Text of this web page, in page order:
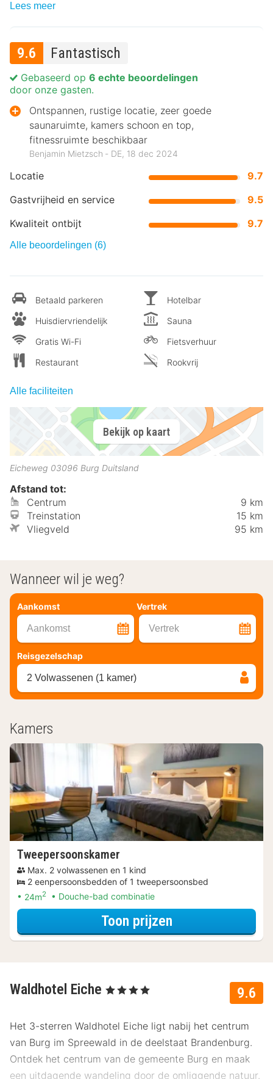
Lees meer
9.6 Fantastisch
Locatie
9.7
Gastvrijheid en service
9.5
Kwaliteit ontbijt
9.7
Gebaseerd op 6 echte beoordelingen
door onze gasten.
Ontspannen, rustige locatie, zeer goede
saunaruimte, kamers schoon en top,
fitnessruimte beschikbaar
Benjamin Mietzsch ‐ DE, 18 dec 2024
Alle beoordelingen (6)
Betaald parkeren
Huisdiervriendelijk
Gratis Wi-Fi
Restaurant
Hotelbar
Sauna
Fietsverhuur
Rookvrij
Alle faciliteiten
Bekijk op kaart
Eicheweg 03096 Burg Duitsland
Afstand tot:
Centrum
9 km
Treinstation
15 km
Vliegveld
95 km
Wanneer wil je weg?
Aankomst Vertrek
Aankomst Vertrek
Reisgezelschap
2 Volwassenen (1 kamer)
Kamers
Tweepersoonskamer
Max. 2 volwassenen en 1 kind
2 eenpersoonsbedden of 1 tweepersoonsbed
24m2 Douche-bad combinatie
Toon prijzenvoor Lekker
9.6
Waldhotel Eiche , 4 Sterren
Het 3-sterren Waldhotel Eiche ligt nabij het centrum
van Burg im Spreewald in de deelstaat Brandenburg.
Ontdek het centrum van de gemeente Burg en maak
een uitdagende wandeling door de omliggende natuur.